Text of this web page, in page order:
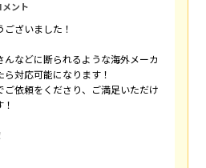
ント
ざいました！
などに断られるような海外メーカ
対応可能になります！
ご依頼をくださり、ご満足いただけ